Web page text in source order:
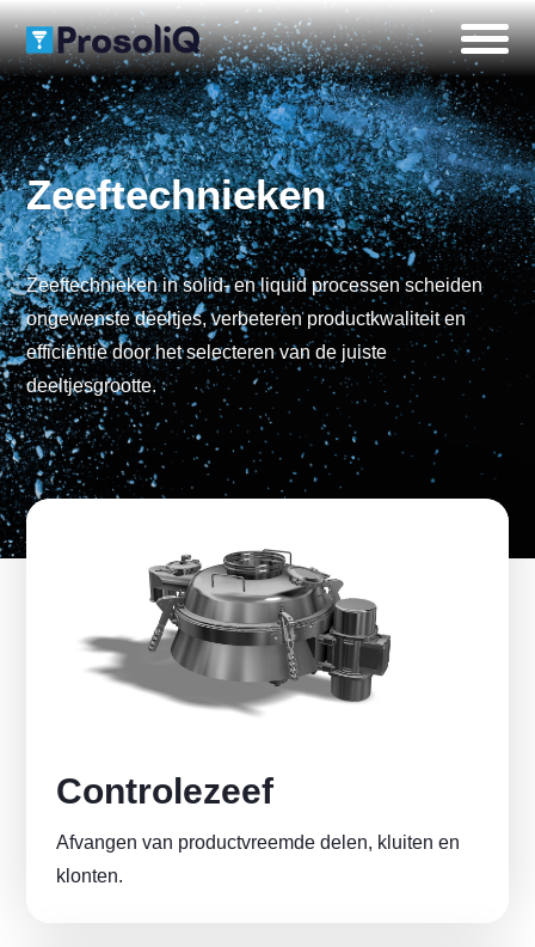
Zeeftechnieken
Zeeftechnieken in solid- en liquid processen scheiden
ongewenste deeltjes, verbeteren productkwaliteit en
efficiëntie door het selecteren van de juiste
deeltjesgrootte.
Controlezeef
Afvangen van productvreemde delen, kluiten en
klonten.